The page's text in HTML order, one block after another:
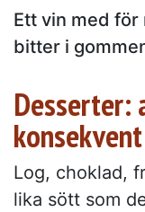
Ett vin med
bitter i
Desserter:
konsekvent
Log, choklad,
lika sött som